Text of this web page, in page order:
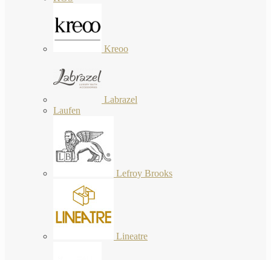
Kreoo
Labrazel
Laufen
Lefroy Brooks
Lineatre